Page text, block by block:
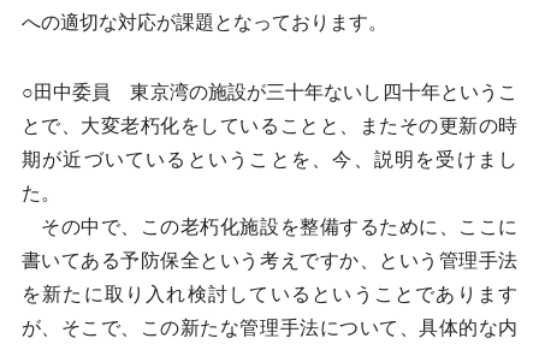
への適切な対応が課題となっております。
○田中委員 東京湾の施設が三十年ないし四十年というこ
とで、大変老朽化をしていることと、またその更新の時
期が近づいているということを、今、説明を受けまし
た。
その中で、この老朽化施設を整備するために、ここに
書いてある予防保全という考えですか、という管理手法
を新たに取り入れ検討しているということであります
が、そこで、この新たな管理手法について、具体的な内